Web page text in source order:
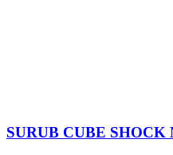
SURUB CUBE